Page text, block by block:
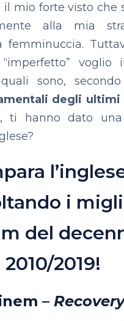
mio forte visto che
alla mia
femminuccia.
voglio
sono,
degli ultimi
ti hanno dato
i
del
2010/2019!
–